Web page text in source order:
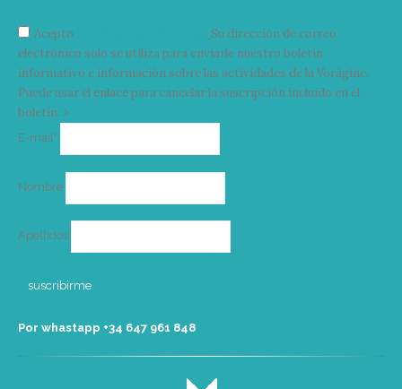
Acepto
Su dirección de correo
electrónico solo se utiliza para enviarle nuestro boletín
informativo e información sobre las actividades de la Vorágine.
Puede usar el enlace para cancelar la suscripción incluido en el
boletín. >
E-mail*
Nombre
Apellidos
Por whastapp +34 ‭647 961 848‬